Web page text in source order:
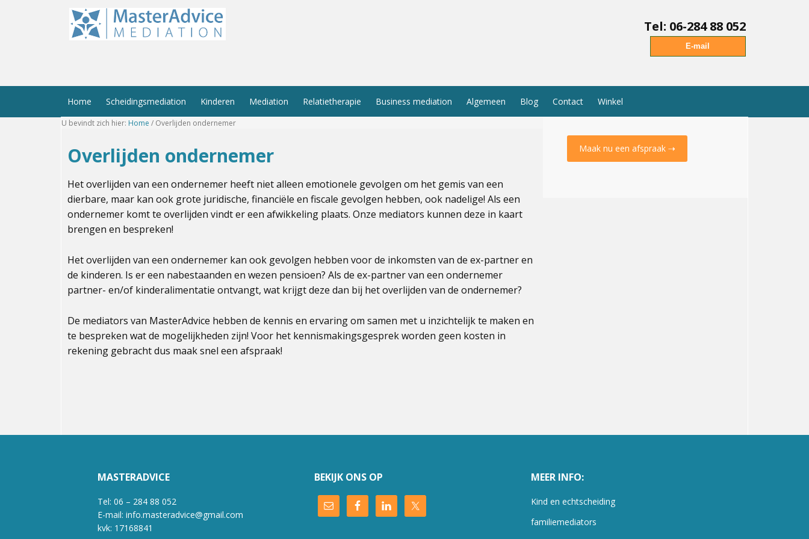
Tel: 06-284 88 052
E-mail
Home Scheidingsmediation Kinderen Mediation Relatietherapie Business mediation Algemeen Blog Contact Winkel
U bevindt zich hier: Home / Overlijden ondernemer
Overlijden ondernemer
Het overlijden van een ondernemer heeft niet alleen emotionele gevolgen om het gemis van een
dierbare, maar kan ook grote juridische, financiële en fiscale gevolgen hebben, ook nadelige! Als een
ondernemer komt te overlijden vindt er een afwikkeling plaats. Onze mediators kunnen deze in kaart
brengen en bespreken!
Het overlijden van een ondernemer kan ook gevolgen hebben voor de inkomsten van de ex-partner en
de kinderen. Is er een nabestaanden en wezen pensioen? Als de ex-partner van een ondernemer
partner- en/of kinderalimentatie ontvangt, wat krijgt deze dan bij het overlijden van de ondernemer?
De mediators van MasterAdvice hebben de kennis en ervaring om samen met u inzichtelijk te maken en
te bespreken wat de mogelijkheden zijn! Voor het kennismakingsgesprek worden geen kosten in
rekening gebracht dus maak snel een afspraak!
Maak nu een afspraak ⇢
MASTERADVICE
Tel: 06 – 284 88 052
E-mail: info.masteradvice@gmail.com
kvk: 17168841
BEKIJK ONS OP MEER INFO:
Kind en echtscheiding
familiemediators